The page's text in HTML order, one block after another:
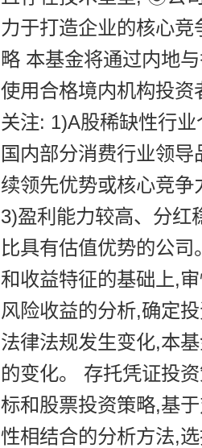
力于打造企业的核心
略 本基金将通过内地
使用合格境内机构投
关注: 1)A股稀缺性行
国内部分消费行业领
续领先优势或核心竞
3)盈利能力较高、分红
比具有估值优势的公
和收益特征的基础上,
风险收益的分析,确定
法律法规发生变化,本
的变化。 存托凭证投
标和股票投资策略,基
性相结合的分析方法,